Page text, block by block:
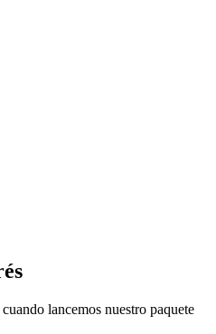
lancemos nuestro paquete